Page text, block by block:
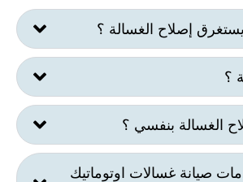
الغسالة ؟
؟
اوتوماتيك